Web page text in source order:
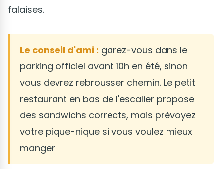
falaises.
Le conseil d'ami : garez-vous dans le
parking officiel avant 10h en été, sinon
vous devrez rebrousser chemin. Le petit
restaurant en bas de l'escalier propose
des sandwichs corrects, mais prévoyez
votre pique-nique si vous voulez mieux
manger.